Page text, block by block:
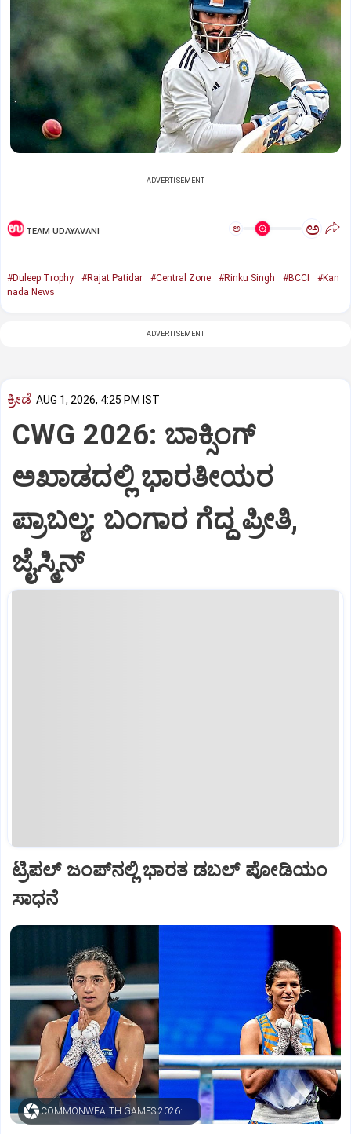
ADVERTISEMENT
TEAM UDAYAVANI ಅ ಅ
#Duleep Trophy #Rajat Patidar #Central Zone #Rinku Singh #BCCI
#Kan
nada News
ADVERTISEMENT
ಕ್ರೀಡೆ AUG 1, 2026, 4:25 PM IST
CWG 2026: ಬಾಕ್ಸಿಂಗ್‌
ಅಖಾಡದಲ್ಲಿ ಭಾರತೀಯರ
ಪ್ರಾಬಲ್ಯ: ಬಂಗಾರ ಗೆದ್ದ ಪ್ರೀತಿ,
ಜೈಸ್ಮಿನ್
ಟ್ರಿಪಲ್ ಜಂಪ್‌ನಲ್ಲಿ ಭಾರತ ಡಬಲ್ ಪೋಡಿಯಂ
ಸಾಧನೆ
COMMONWEALTH GAMES 2026: BOXERS PREETI PAWAR, JAISMINE LAMBORIA WIN GOLD; INDIA BAG TRIPLE JUMP SILVER, BRONZE